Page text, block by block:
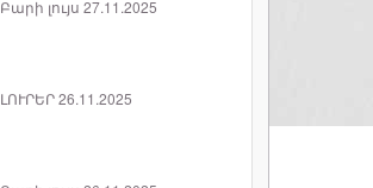
Բարի լույս 27.11.2025
ԼՈՒՐԵՐ 26.11.2025